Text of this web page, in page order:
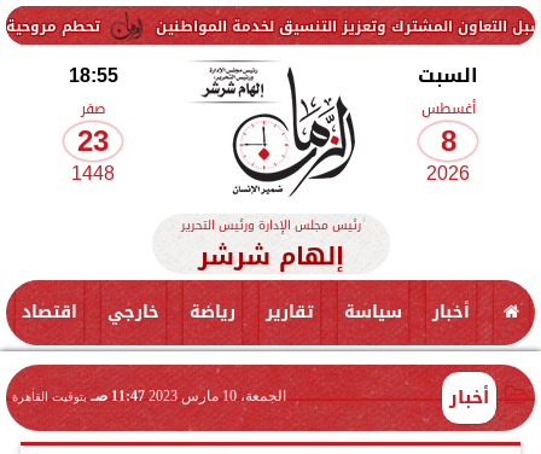
تحطم مروحية أثناء وتعزيز التنسيق لخدمة المواطنين
السبت
أغسطس
8
2026
18:55
صفر
23
1448
رئيس مجلس الإدارة ورئيس التحرير
إلهام شرشر
أخبار سياسة تقارير رياضة خارجي اقتصاد
أخبار الجمعة، 10 مارس 2023 11:47 صـ بتوقيت القاهرة